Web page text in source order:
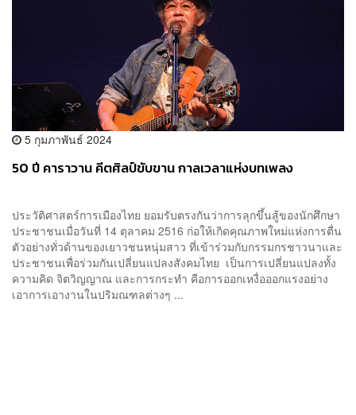
5 กุมภาพันธ์ 2024
50 ปี คาราวาน คีตศิลป์ขับขาน กาลเวลาแห่งบทเพลง
​ประวัติศาสตร์การเมืองไทย ยอมรับตรงกันว่าการลุกขึ้นสู้ของนักศึกษา
ประชาชนเมื่อวันที่ 14 ตุลาคม 2516 ก่อให้เกิดคุณภาพใหม่แห่งการตื่น
ตัวอย่างทั่วด้านของเยาวชนหนุ่มสาว ที่เข้าร่วมกับกรรมกรชาวนาและ
ประชาชนเพื่อร่วมกันเปลี่ยนแปลงสังคมไทย ​เป็นการเปลี่ยนแปลงทั้ง
ความคิด จิตวิญญาณ และการกระทำ คือการออกเหงื่อออกแรงอย่าง
เอาการเอางานในปริมณฑลต่างๆ ...